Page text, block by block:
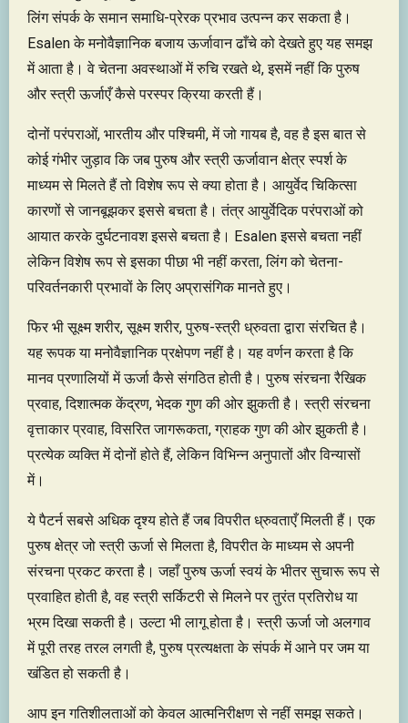
लिंग संपर्क के समान समाधि-प्रेरक प्रभाव उत्पन्न कर सकता है।
Esalen के मनोवैज्ञानिक बजाय ऊर्जावान ढाँचे को देखते हुए यह समझ
में आता है। वे चेतना अवस्थाओं में रुचि रखते थे, इसमें नहीं कि पुरुष
और स्त्री ऊर्जाएँ कैसे परस्पर क्रिया करती हैं।
दोनों परंपराओं, भारतीय और पश्चिमी, में जो गायब है, वह है इस बात से
कोई गंभीर जुड़ाव कि जब पुरुष और स्त्री ऊर्जावान क्षेत्र स्पर्श के
माध्यम से मिलते हैं तो विशेष रूप से क्या होता है। आयुर्वेद चिकित्सा
कारणों से जानबूझकर इससे बचता है। तंत्र आयुर्वेदिक परंपराओं को
आयात करके दुर्घटनावश इससे बचता है। Esalen इससे बचता नहीं
लेकिन विशेष रूप से इसका पीछा भी नहीं करता, लिंग को चेतना-
परिवर्तनकारी प्रभावों के लिए अप्रासंगिक मानते हुए।
फिर भी सूक्ष्म शरीर, सूक्ष्म शरीर, पुरुष-स्त्री ध्रुवता द्वारा संरचित है।
यह रूपक या मनोवैज्ञानिक प्रक्षेपण नहीं है। यह वर्णन करता है कि
मानव प्रणालियों में ऊर्जा कैसे संगठित होती है। पुरुष संरचना रैखिक
प्रवाह, दिशात्मक केंद्रण, भेदक गुण की ओर झुकती है। स्त्री संरचना
वृत्ताकार प्रवाह, विसरित जागरूकता, ग्राहक गुण की ओर झुकती है।
प्रत्येक व्यक्ति में दोनों होते हैं, लेकिन विभिन्न अनुपातों और विन्यासों
में।
ये पैटर्न सबसे अधिक दृश्य होते हैं जब विपरीत ध्रुवताएँ मिलती हैं। एक
पुरुष क्षेत्र जो स्त्री ऊर्जा से मिलता है, विपरीत के माध्यम से अपनी
संरचना प्रकट करता है। जहाँ पुरुष ऊर्जा स्वयं के भीतर सुचारू रूप से
प्रवाहित होती है, वह स्त्री सर्किटरी से मिलने पर तुरंत प्रतिरोध या
भ्रम दिखा सकती है। उल्टा भी लागू होता है। स्त्री ऊर्जा जो अलगाव
में पूरी तरह तरल लगती है, पुरुष प्रत्यक्षता के संपर्क में आने पर जम या
खंडित हो सकती है।
आप इन गतिशीलताओं को केवल आत्मनिरीक्षण से नहीं समझ सकते।